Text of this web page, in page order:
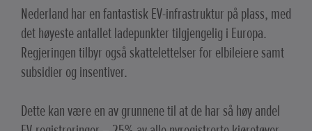
Nederland har en fantastisk EV-infrastruktur på plass, med
det høyeste antallet ladepunkter tilgjengelig i Europa.
Regjeringen tilbyr også skattelettelser for elbileiere samt
subsidier og insentiver.
Dette kan være en av grunnene til at de har så høy andel